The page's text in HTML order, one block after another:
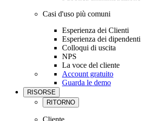
Casi d'uso più comuni
Esperienza dei Clienti
Esperienza dei dipendenti
Colloqui di uscita
NPS
La voce del cliente
Account gratuito
Guarda le demo
RISORSE
RITORNO
Cliente